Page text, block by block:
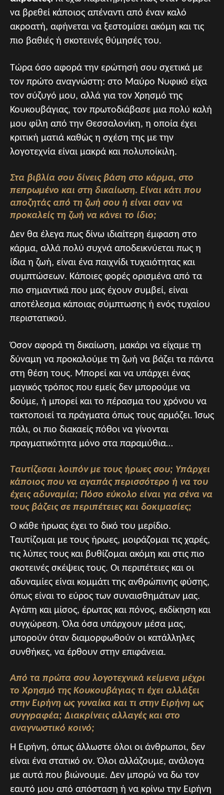
να βρεθεί κάποιος απέναντι από έναν καλό
ακροατή, αφήνεται να ξεστομίσει ακόμη και τις
πιο βαθιές ή σκοτεινές θύμησές του.
Τώρα όσο αφορά την ερώτησή σου σχετικά με
τον πρώτο αναγνώστη: στο Μαύρο Νυφικό είχα
τον σύζυγό μου, αλλά για τον Χρησμό της
Κουκουβάγιας, τον πρωτοδιάβασε μια πολύ καλή
μου φίλη από την Θεσσαλονίκη, η οποία έχει
κριτική ματιά καθώς η σχέση της με την
λογοτεχνία είναι μακρά και πολυποίκιλη.
Στα βιβλία σου δίνεις βάση στο κάρμα, στο
πεπρωμένο και στη δικαίωση. Είναι κάτι που
αποζητάς από τη ζωή σου ή είναι σαν να
προκαλείς τη ζωή να κάνει το ίδιο;
Δεν θα έλεγα πως δίνω ιδιαίτερη έμφαση στο
κάρμα, αλλά πολύ συχνά αποδεικνύεται πως η
ίδια η ζωή, είναι ένα παιχνίδι τυχαιότητας και
συμπτώσεων. Κάποιες φορές ορισμένα από τα
πιο σημαντικά που μας έχουν συμβεί, είναι
αποτέλεσμα κάποιας σύμπτωσης ή ενός τυχαίου
περιστατικού.
Όσον αφορά τη δικαίωση, μακάρι να είχαμε τη
δύναμη να προκαλούμε τη ζωή να βάζει τα πάντα
στη θέση τους. Μπορεί και να υπάρχει ένας
μαγικός τρόπος που εμείς δεν μπορούμε να
δούμε, ή μπορεί και το πέρασμα του χρόνου να
τακτοποιεί τα πράγματα όπως τους αρμόζει. Ίσως
πάλι, οι πιο διακαείς πόθοι να γίνονται
πραγματικότητα μόνο στα παραμύθια…
Ταυτίζεσαι λοιπόν με τους ήρωες σου; Υπάρχει
κάποιος που να αγαπάς περισσότερο ή να του
έχεις αδυναμία; Πόσο εύκολο είναι για σένα να
τους βάζεις σε περιπέτειες και δοκιμασίες;
Ο κάθε ήρωας έχει το δικό του μερίδιο.
Ταυτίζομαι με τους ήρωες, μοιράζομαι τις χαρές,
τις λύπες τους και βυθίζομαι ακόμη και στις πιο
σκοτεινές σκέψεις τους. Οι περιπέτειες και οι
αδυναμίες είναι κομμάτι της ανθρώπινης φύσης,
όπως είναι το εύρος των συναισθημάτων μας.
Αγάπη και μίσος, έρωτας και πόνος, εκδίκηση και
συγχώρεση. Όλα όσα υπάρχουν μέσα μας,
μπορούν όταν διαμορφωθούν οι κατάλληλες
συνθήκες, να έρθουν στην επιφάνεια.
Από τα πρώτα σου λογοτεχνικά κείμενα μέχρι
το Χρησμό της Κουκουβάγιας τι έχει αλλάξει
στην Ειρήνη ως γυναίκα και τι στην Ειρήνη ως
συγγραφέα; Διακρίνεις αλλαγές και στο
αναγνωστικό κοινό;
Η Ειρήνη, όπως άλλωστε όλοι οι άνθρωποι, δεν
είναι ένα στατικό ον. Όλοι αλλάζουμε, ανάλογα
με αυτά που βιώνουμε. Δεν μπορώ να δω τον
εαυτό μου από απόσταση ή να κρίνω την Ειρήνη